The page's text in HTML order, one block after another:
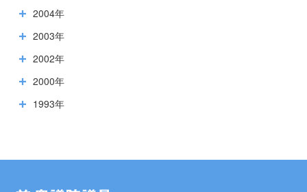
2004年
2003年
2002年
2000年
1993年